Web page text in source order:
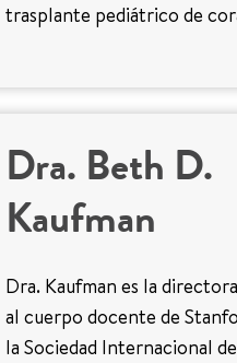
trasplante pediátrico de
Dra. Beth D.
Kaufman
Dra. Kaufman es la
al cuerpo docente de
la Sociedad Internacional